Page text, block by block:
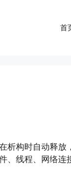
首
析构时自动释放
、线程、网络连